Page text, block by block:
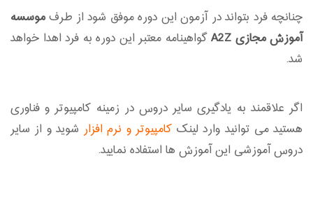
چنانچه فرد بتواند در آزمون این دوره موفق شود از طرفموسسه
آموزش مجازی A2Z
گواهینامه معتبر این دوره به فرد اهدا خواهد
شد.
اگر علاقمند به یادگیری سایر دروس در زمینه کامپیوتر و فناوری
هستید می توانید وارد لینککامپیوتر و نرم افزار شوید و از سایر
دروس آموزشی این آموزش ها استفاده نمایید.